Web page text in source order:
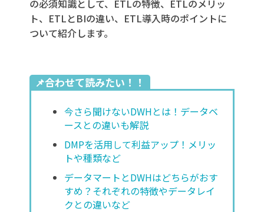
の必須知識として、ETLの特徴、ETLのメリッ
ト、ETLとBIの違い、ETL導入時のポイントに
ついて紹介します。
📌合わせて読みたい！！
今さら聞けないDWHとは！データベ
ースとの違いも解説
DMPを活用して利益アップ！メリッ
トや種類など
データマートとDWHはどちらがおす
すめ？それぞれの特徴やデータレイ
クとの違いなど